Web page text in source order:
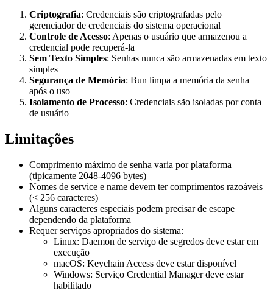
Criptografia: Credenciais são criptografadas pelo
gerenciador de credenciais do sistema operacional
Controle de Acesso: Apenas o usuário que armazenou a
credencial pode recuperá-la
Sem Texto Simples: Senhas nunca são armazenadas em texto
simples
Segurança de Memória: Bun limpa a memória da senha
após o uso
Isolamento de Processo: Credenciais são isoladas por conta
de usuário
Limitações
Comprimento máximo de senha varia por plataforma
(tipicamente 2048-4096 bytes)
Nomes de service e name devem ter comprimentos razoáveis
(< 256 caracteres)
Alguns caracteres especiais podem precisar de escape
dependendo da plataforma
Requer serviços apropriados do sistema:
Linux: Daemon de serviço de segredos deve estar em
execução
macOS: Keychain Access deve estar disponível
Windows: Serviço Credential Manager deve estar
habilitado